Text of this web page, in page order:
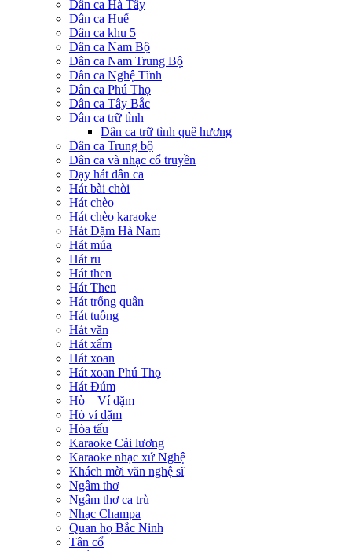
Dân ca Hà Tây
Dân ca Huế
Dân ca khu 5
Dân ca Nam Bộ
Dân ca Nam Trung Bộ
Dân ca Nghệ Tĩnh
Dân ca Phú Thọ
Dân ca Tây Bắc
Dân ca trữ tình
Dân ca trữ tình quê hương
Dân ca Trung bộ
Dân ca và nhạc cổ truyền
Dạy hát dân ca
Hát bài chòi
Hát chèo
Hát chèo karaoke
Hát Dặm Hà Nam
Hát múa
Hát ru
Hát then
Hát Then
Hát trống quân
Hát tuồng
Hát văn
Hát xẩm
Hát xoan
Hát xoan Phú Thọ
Hát Đúm
Hò – Ví dặm
Hò ví dặm
Hòa tấu
Karaoke Cải lương
Karaoke nhạc xứ Nghệ
Khách mời văn nghệ sĩ
Ngâm thơ
Ngâm thơ ca trù
Nhạc Champa
Quan họ Bắc Ninh
Tân cổ